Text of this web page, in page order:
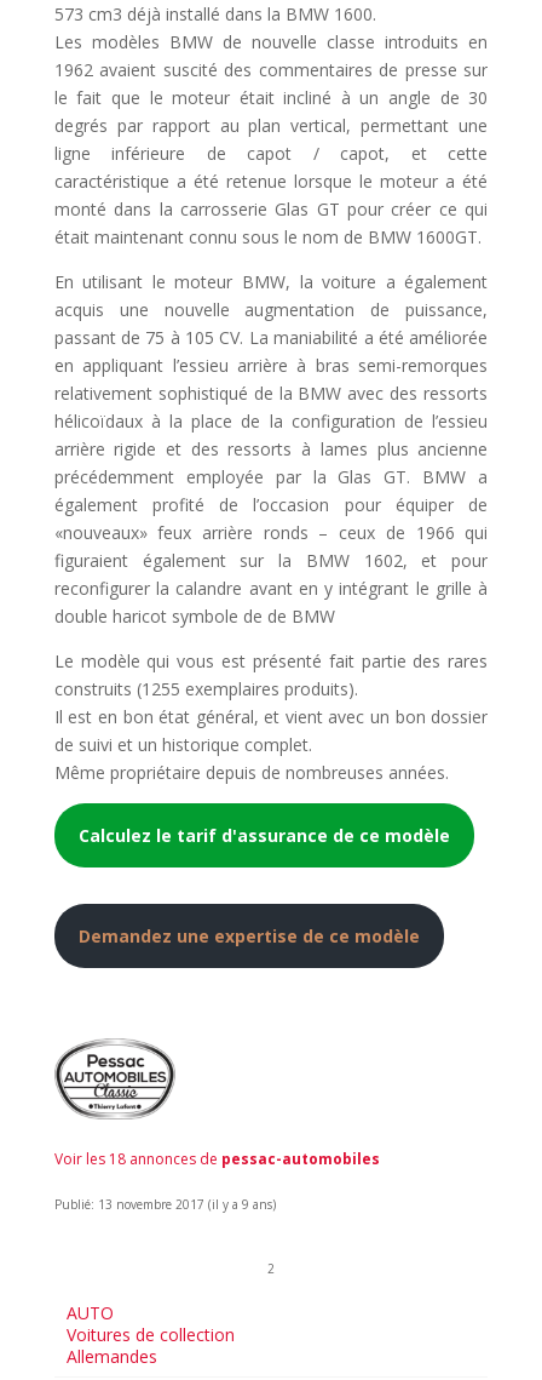
573 cm3 déjà installé dans la BMW 1600.
Les modèles BMW de nouvelle classe introduits en
1962 avaient suscité des commentaires de presse sur
le fait que le moteur était incliné à un angle de 30
degrés par rapport au plan vertical, permettant une
ligne inférieure de capot / capot, et cette
caractéristique a été retenue lorsque le moteur a été
monté dans la carrosserie Glas GT pour créer ce qui
était maintenant connu sous le nom de BMW 1600GT.
En utilisant le moteur BMW, la voiture a également
acquis une nouvelle augmentation de puissance,
passant de 75 à 105 CV. La maniabilité a été améliorée
en appliquant l’essieu arrière à bras semi-remorques
relativement sophistiqué de la BMW avec des ressorts
hélicoïdaux à la place de la configuration de l’essieu
arrière rigide et des ressorts à lames plus ancienne
précédemment employée par la Glas GT. BMW a
également profité de l’occasion pour équiper de
«nouveaux» feux arrière ronds – ceux de 1966 qui
figuraient également sur la BMW 1602, et pour
reconfigurer la calandre avant en y intégrant le grille à
double haricot symbole de de BMW
Le modèle qui vous est présenté fait partie des rares
construits (1255 exemplaires produits).
Il est en bon état général, et vient avec un bon dossier
de suivi et un historique complet.
Même propriétaire depuis de nombreuses années.
Calculez le tarif d'assurance de ce modèle
Demandez une expertise de ce modèle
Voir les 18 annonces de pessac-automobiles
Publié: 13 novembre 2017 (il y a 9 ans)
2
AUTO
Voitures de collection
Allemandes